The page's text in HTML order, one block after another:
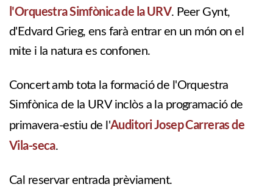
l'Orquestra Simfònica de la URV. Peer Gynt,
d'Edvard Grieg, ens farà entrar en un món on el
mite i la natura es confonen.
Concert amb tota la formació de l'Orquestra
Simfònica de la URV inclòs a la programació de
primavera-estiu de l'Auditori Josep Carreras de
Vila-seca.
Cal reservar entrada prèviament.